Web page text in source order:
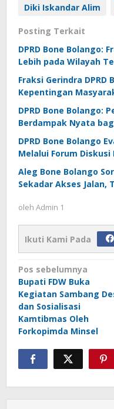
Diki Iskandar Alim
Posting Terkait
DPRD Bone Bolango:
Lebih pada Wilayah
Fraksi Gerindra DPRD
Kepentingan
DPRD Bone Bolango:
Berdampak Nyata
DPRD Bone Bolango
Melalui Forum Diskusi
Aleg Bone Bolango
Sekadar Akses Jalan,
oleh Admin 1
Ikuti Kami Pada
Navigasi
pos
Pos sebelumnya
Bupati FDW Buka
Kegiatan Sambang
dan Sosialisasi
Kamtibmas Oleh
Forkopimda Minsel